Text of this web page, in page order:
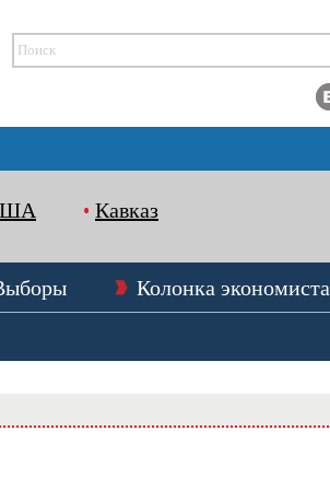
Кавказ
Колонка экономиста